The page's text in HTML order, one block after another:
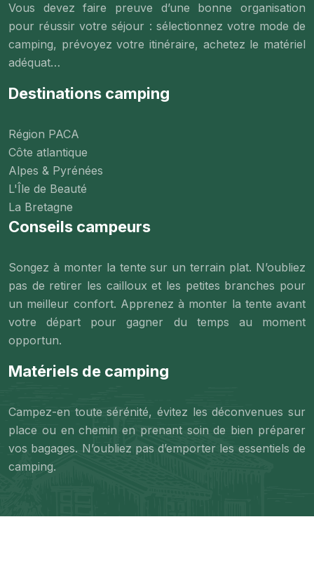
Vous devez faire preuve d’une bonne organisation
pour réussir votre séjour : sélectionnez votre mode de
camping, prévoyez votre itinéraire, achetez le matériel
adéquat…
Destinations camping
Région PACA
Côte atlantique
Alpes & Pyrénées
L'Île de Beauté
La Bretagne
Conseils campeurs
Songez à monter la tente sur un terrain plat. N’oubliez
pas de retirer les cailloux et les petites branches pour
un meilleur confort. Apprenez à monter la tente avant
votre départ pour gagner du temps au moment
opportun.
Matériels de camping
Campez-en toute sérénité, évitez les déconvenues sur
place ou en chemin en prenant soin de bien préparer
vos bagages. N’oubliez pas d’emporter les essentiels de
camping.